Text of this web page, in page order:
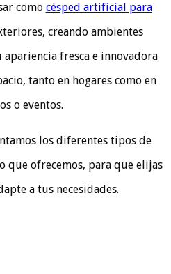
como césped artificial para
creando ambientes
apariencia fresca e innovadora
tanto en hogares como en
o eventos.
los diferentes tipos de
que ofrecemos, para que elijas
a tus necesidades.